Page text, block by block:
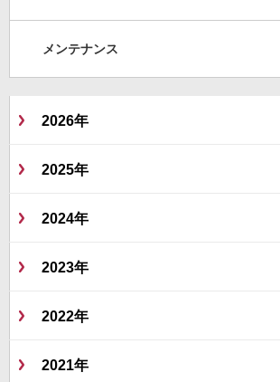
メンテナンス
2026年
2025年
2024年
2023年
2022年
2021年